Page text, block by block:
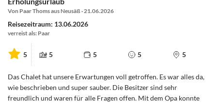
Von Paar Thoms aus Neusäß · 21.06.2026
Reisezeitraum: 13.06.2026
verreist als: Paar
5 5 5 5 5
Das Chalet hat unsere Erwartungen voll getroffen. Es war alles da,
wie beschrieben und super sauber. Die Besitzer sind sehr
freundlich und waren für alle Fragen offen. Mit dem Opa konnte